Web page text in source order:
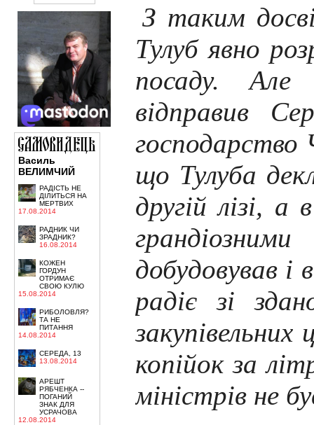
Василь
ВЕЛИМЧИЙ
РАДІСТЬ НЕ
ДІЛИТЬСЯ НА
МЕРТВИХ
17.08.2014
РАДНИК ЧИ
ЗРАДНИК?
16.08.2014
КОЖЕН
ГОРДУН
ОТРИМАЄ
СВОЮ КУЛЮ
15.08.2014
РИБОЛОВЛЯ?
ТА НЕ
ПИТАННЯ
14.08.2014
СЕРЕДА, 13
13.08.2014
АРЕШТ
РЯБЧЕНКА --
ПОГАНИЙ
ЗНАК ДЛЯ
УСРАЧОВА
12.08.2014
З таким
Тулуб явно
посаду. Але
відправив
господарство
що Тулуба
другій лізі, а
добудовував і
радіє зі
копійок за
міністрів не